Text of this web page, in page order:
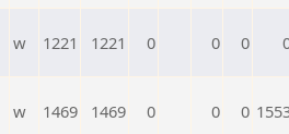
w 1221 1221 0 0 0
w 1469 1469 0 0 0